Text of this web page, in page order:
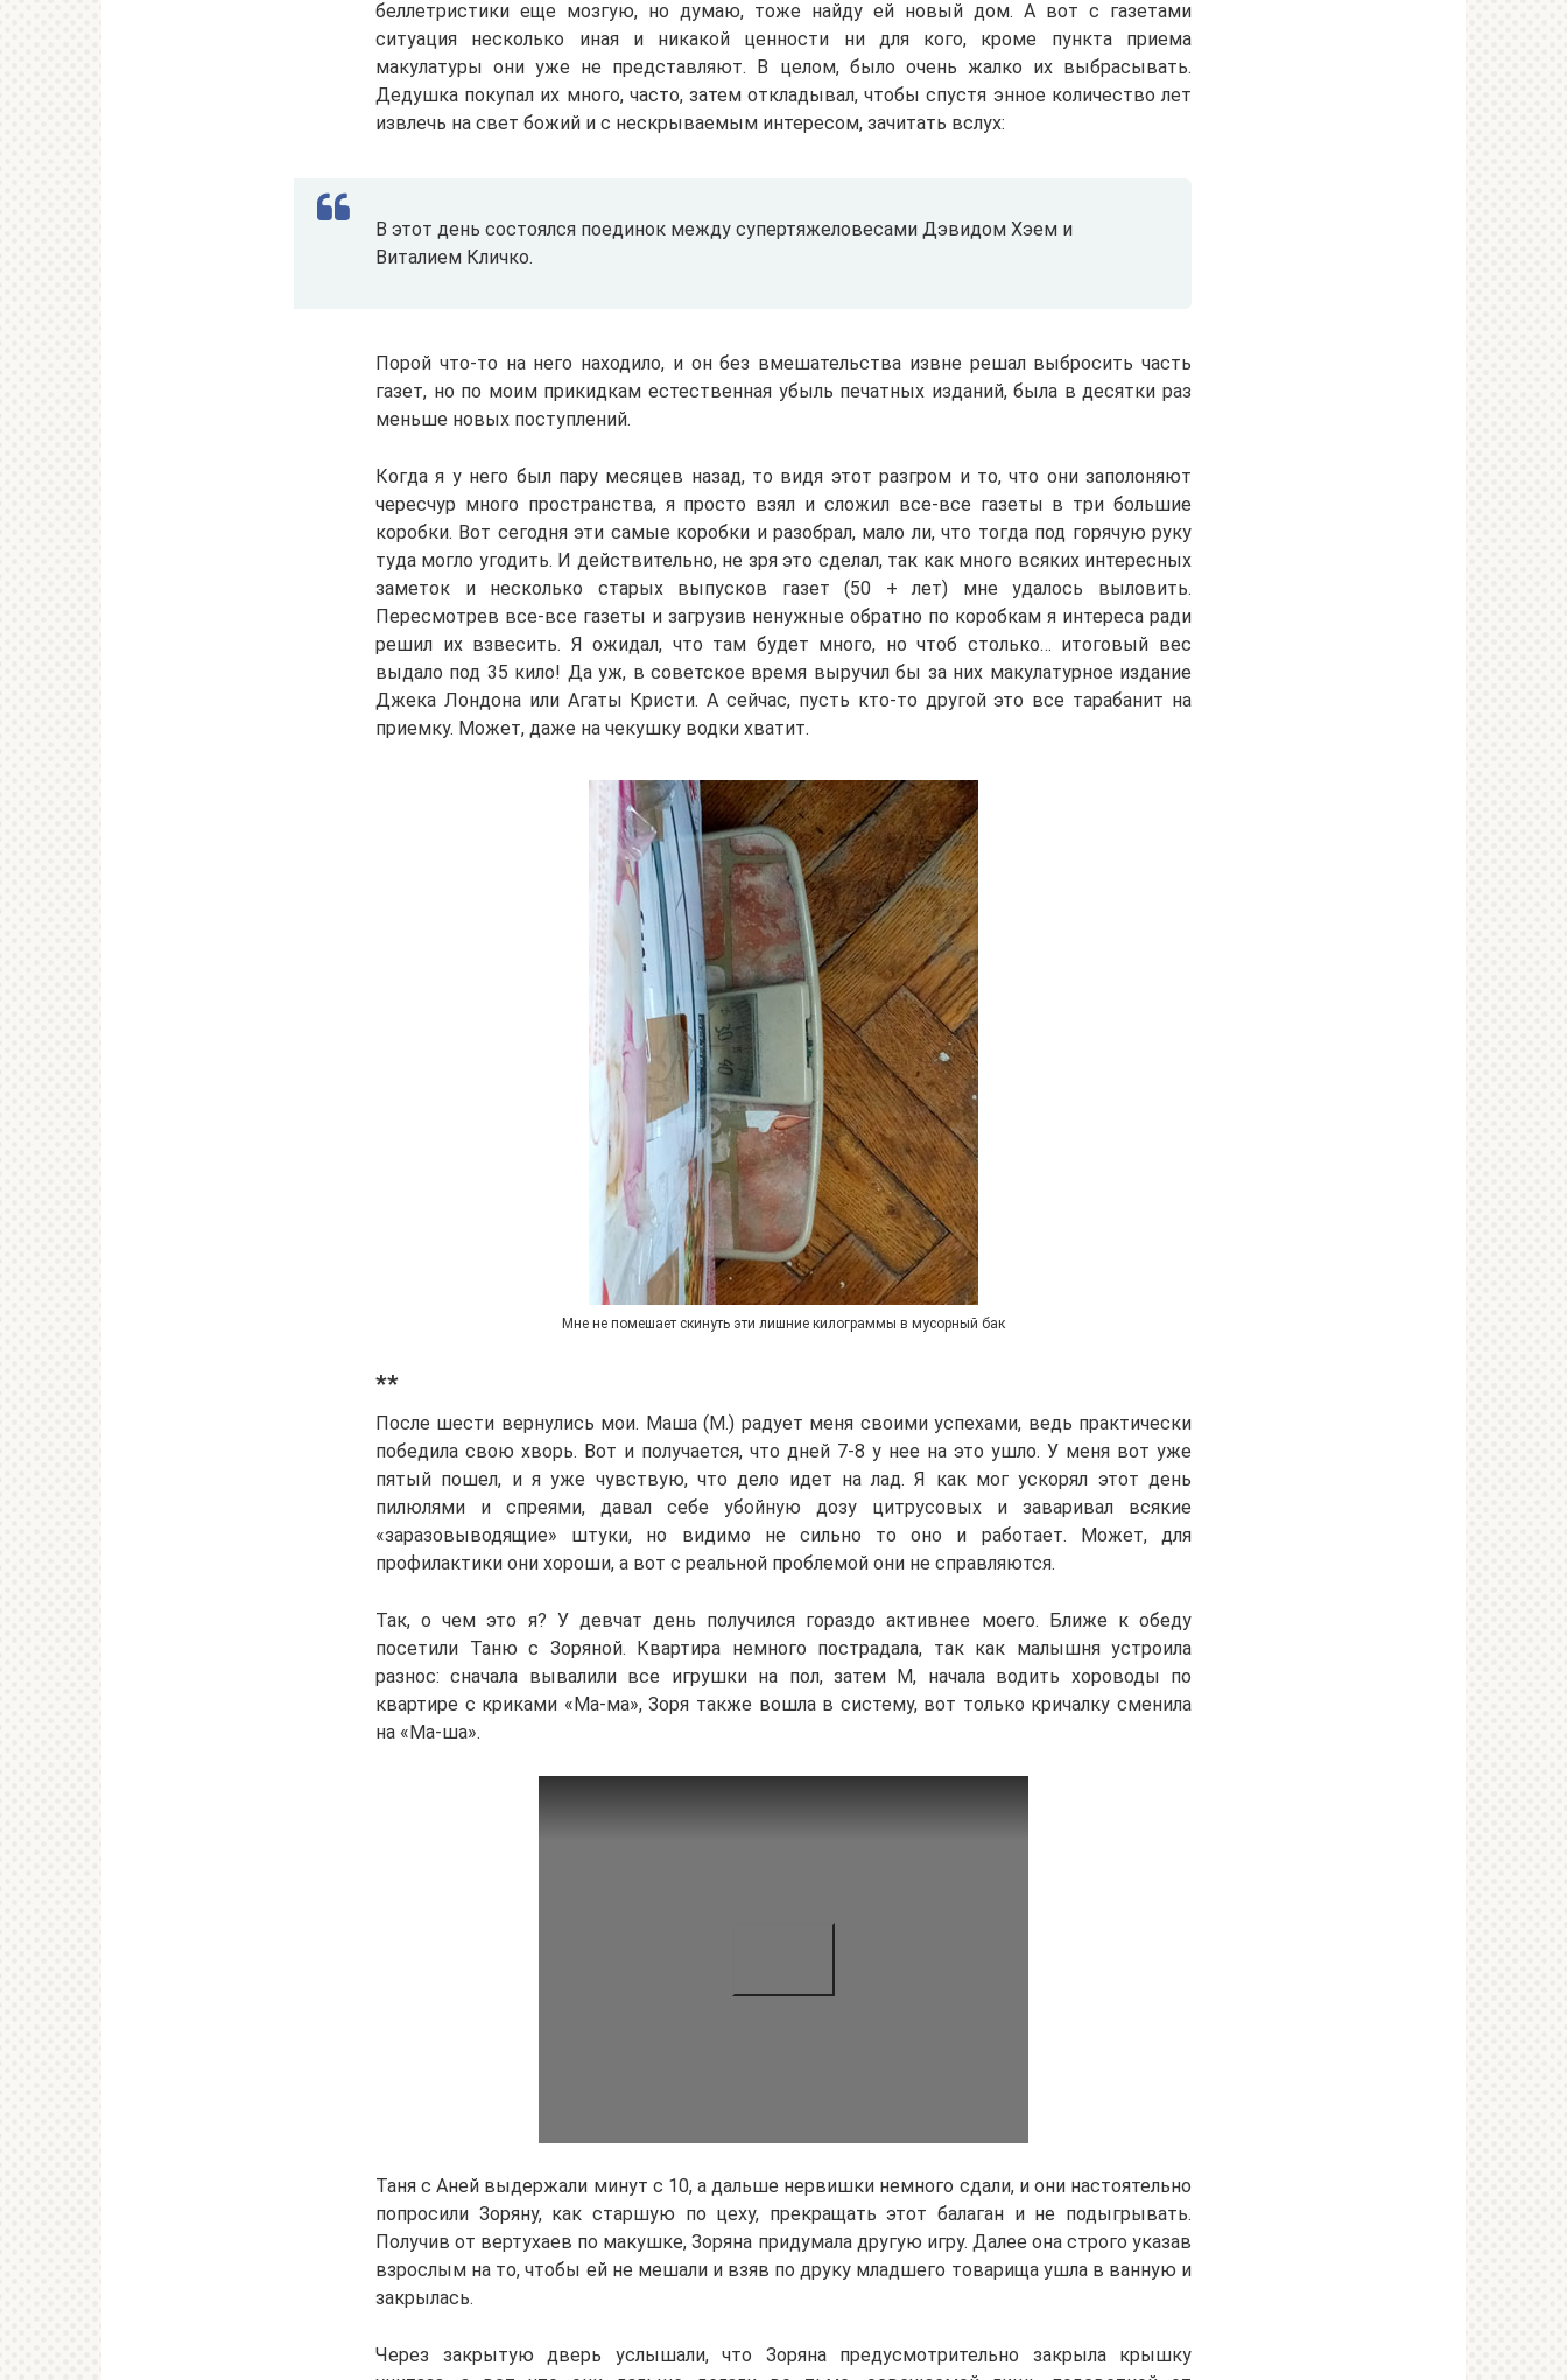
беллетристики еще мозгую, но думаю, тоже найду ей новый дом. А вот с газетами
ситуация несколько иная и никакой ценности ни для кого, кроме пункта приема
макулатуры они уже не представляют. В целом, было очень жалко их выбрасывать.
Дедушка покупал их много, часто, затем откладывал, чтобы спустя энное количество лет
извлечь на свет божий и с нескрываемым интересом, зачитать вслух:
В этот день состоялся поединок между супертяжеловесами Дэвидом Хэем и
Виталием Кличко.
Порой что-то на него находило, и он без вмешательства извне решал выбросить часть
газет, но по моим прикидкам естественная убыль печатных изданий, была в десятки раз
меньше новых поступлений.
Когда я у него был пару месяцев назад, то видя этот разгром и то, что они заполоняют
чересчур много пространства, я просто взял и сложил все-все газеты в три большие
коробки. Вот сегодня эти самые коробки и разобрал, мало ли, что тогда под горячую руку
туда могло угодить. И действительно, не зря это сделал, так как много всяких интересных
заметок и несколько старых выпусков газет (50 + лет) мне удалось выловить.
Пересмотрев все-все газеты и загрузив ненужные обратно по коробкам я интереса ради
решил их взвесить. Я ожидал, что там будет много, но чтоб столько… итоговый вес
выдало под 35 кило! Да уж, в советское время выручил бы за них макулатурное издание
Джека Лондона или Агаты Кристи. А сейчас, пусть кто-то другой это все тарабанит на
приемку. Может, даже на чекушку водки хватит.
Мне не помешает скинуть эти лишние килограммы в мусорный бак
**
После шести вернулись мои. Маша (М.) радует меня своими успехами, ведь практически
победила свою хворь. Вот и получается, что дней 7-8 у нее на это ушло. У меня вот уже
пятый пошел, и я уже чувствую, что дело идет на лад. Я как мог ускорял этот день
пилюлями и спреями, давал себе убойную дозу цитрусовых и заваривал всякие
«заразовыводящие» штуки, но видимо не сильно то оно и работает. Может, для
профилактики они хороши, а вот с реальной проблемой они не справляются.
Так, о чем это я? У девчат день получился гораздо активнее моего. Ближе к обеду
посетили Таню с Зоряной. Квартира немного пострадала, так как малышня устроила
разнос: сначала вывалили все игрушки на пол, затем М, начала водить хороводы по
квартире с криками «Ма-ма», Зоря также вошла в систему, вот только кричалку сменила
на «Ма-ша».
Таня с Аней выдержали минут с 10, а дальше нервишки немного сдали, и они настоятельно
попросили Зоряну, как старшую по цеху, прекращать этот балаган и не подыгрывать.
Получив от вертухаев по макушке, Зоряна придумала другую игру. Далее она строго указав
взрослым на то, чтобы ей не мешали и взяв по друку младшего товарища ушла в ванную и
закрылась.
Через закрытую дверь услышали, что Зоряна предусмотрительно закрыла крышку